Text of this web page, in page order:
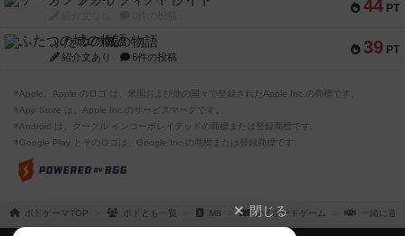
44 PT
39 PT
ふたつの城の物語
紹介文あり 6件の投稿
※Apple、Apple のロゴ は、米国および他の国々で登録されたApple Inc.の商標です。
※App Store は、Apple Inc.のサービスマークです。
※Android は、グーグル インコーポレイテッドの商標または登録商標です。
※Google Play とそのロゴは、Google Inc.の商標または登録商標です。
ボドゲーマTOP ボドとも一覧 M8 マイボードゲーム 一緒に遊ぶ
閉じる